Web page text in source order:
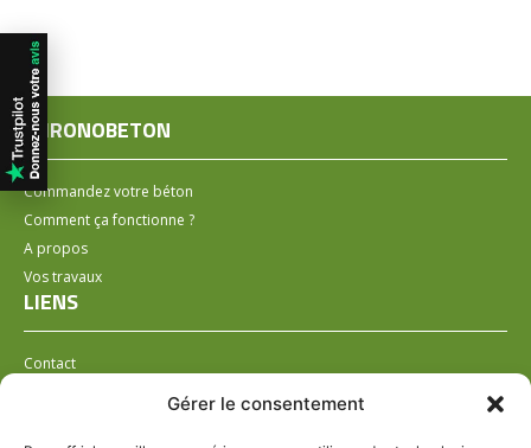
Gérer le consentement
CHRONOBETON
Commandez votre béton
Comment ça fonctionne ?
A propos
Vos travaux
LIENS
Contact